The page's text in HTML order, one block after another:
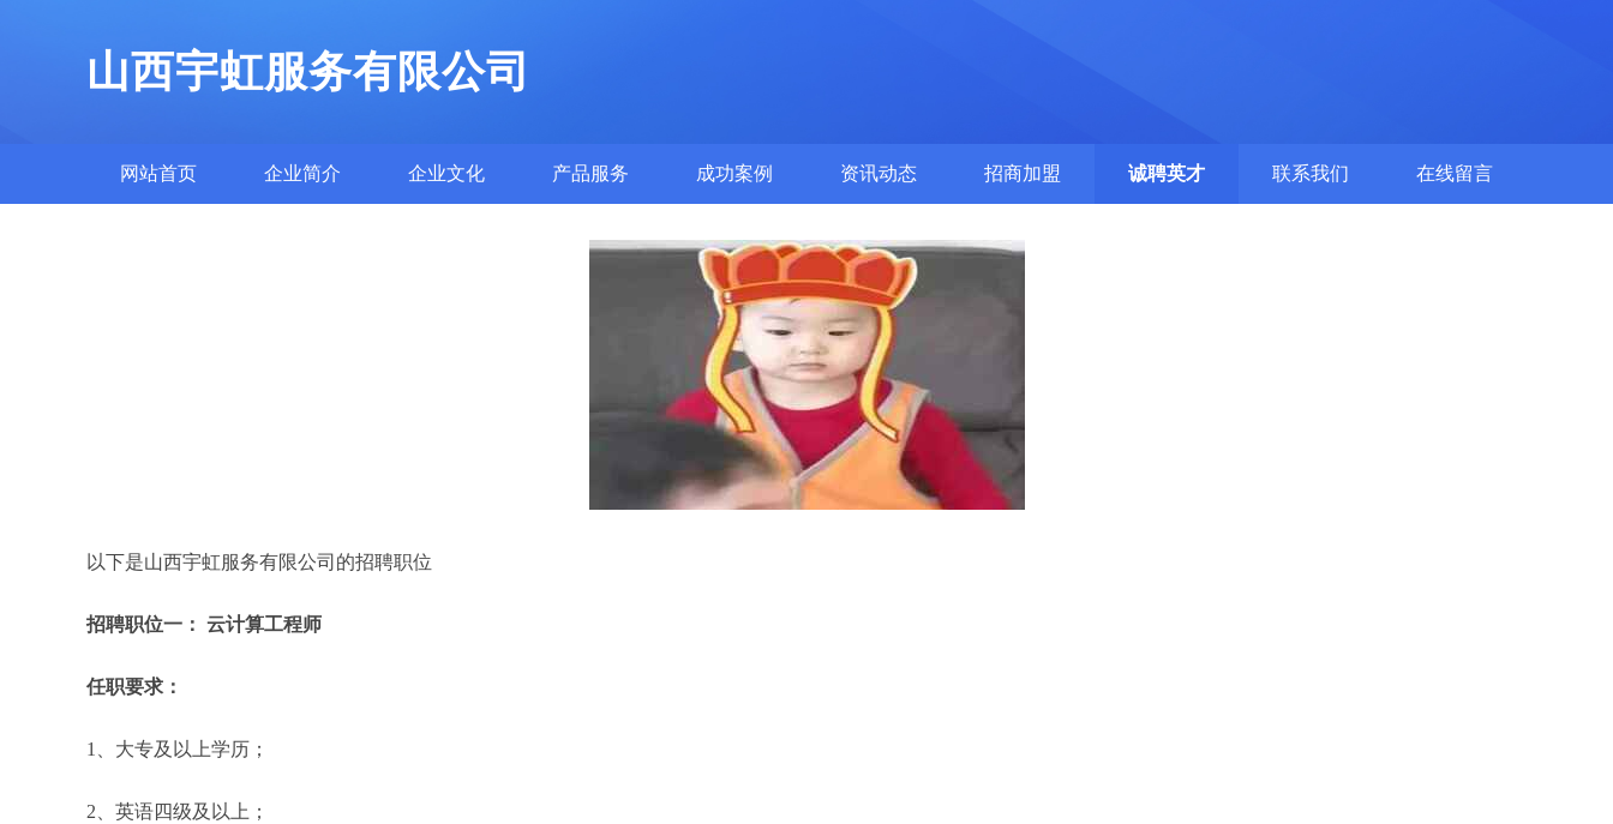
山西宇虹服务有限公司
网站首页 企业简介 企业文化 产品服务 成功案例 资讯动态 招商加盟 诚聘英才 联系我们 在线留言
以下是山西宇虹服务有限公司的招聘职位
招聘职位一： 云计算工程师
任职要求：
1、大专及以上学历；
2、英语四级及以上；